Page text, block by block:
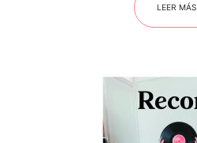
LEER MÁS